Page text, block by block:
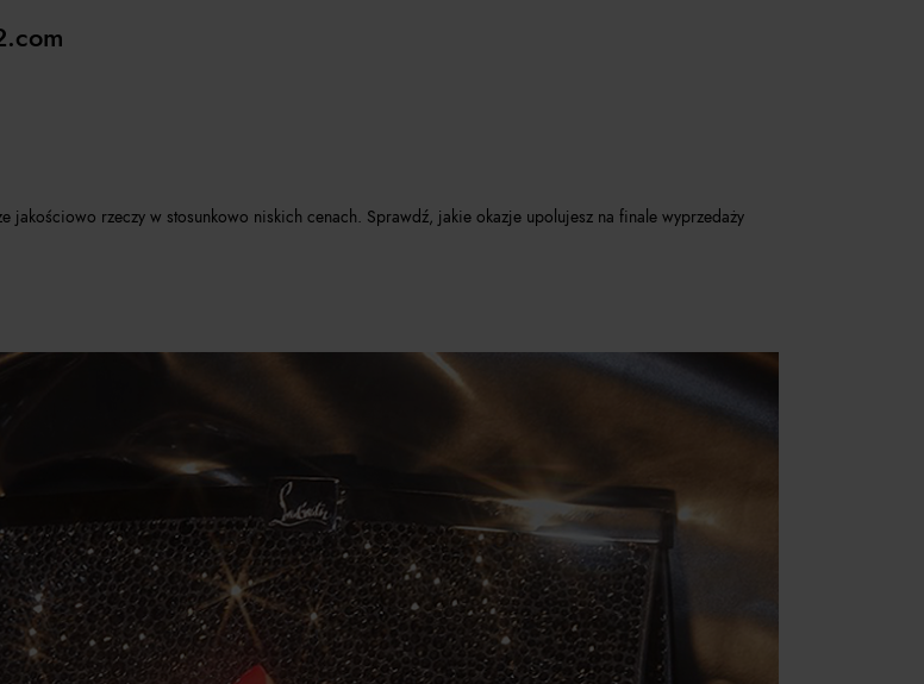
jakościowo rzeczy w stosunkowo niskich cenach. Sprawdź, jakie okazje upolujesz na finale wyprzedaży